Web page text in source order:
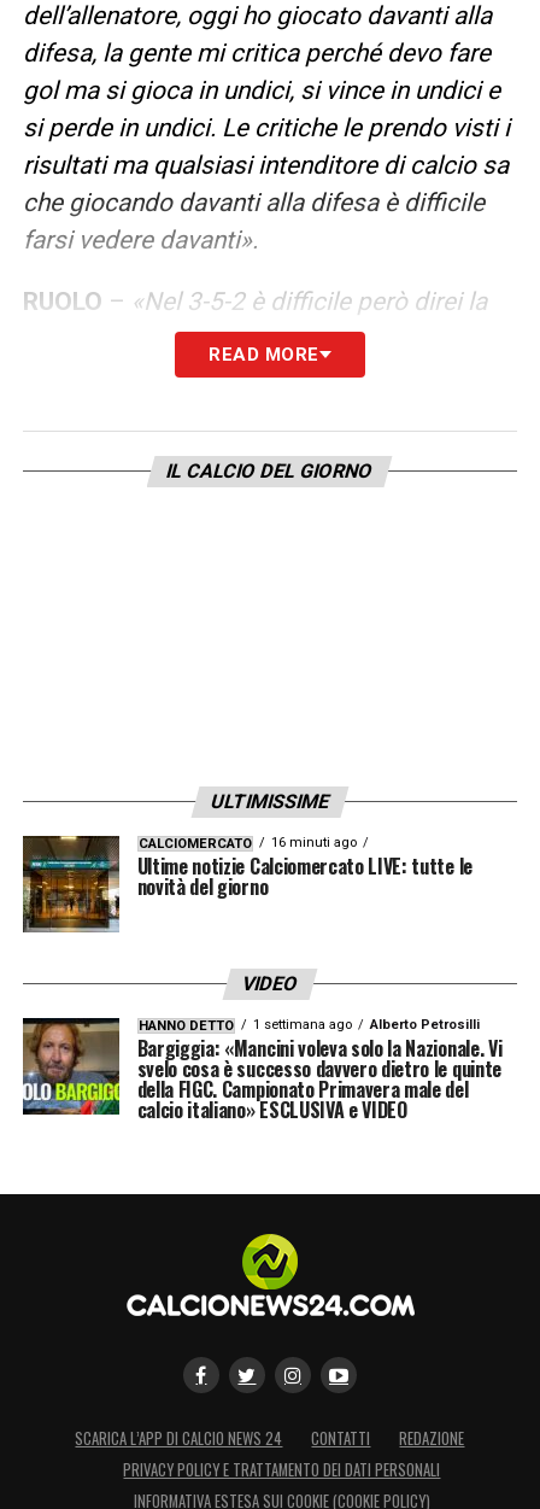
dell’allenatore, oggi ho giocato davanti alla
difesa, la gente mi critica perché devo fare
gol ma si gioca in undici, si vince in undici e
si perde in undici. Le critiche le prendo visti i
risultati ma qualsiasi intenditore di calcio sa
che giocando davanti alla difesa è difficile
farsi vedere davanti».
RUOLO – «Nel 3-5-2 è difficile però direi la
mezzala è più dispendioso ma non è un
problema. Il mio ruolo è il trequartista ma
INTER–«Partita difficile ma dobbiamo
READ MORE
IL CALCIO DEL GIORNO
ULTIMISSIME
CALCIOMERCATO 16 minuti ago
Ultime notizie Calciomercato LIVE: tutte le
novità del giorno
VIDEO
HANNO DETTO 1 settimana ago Alberto Petrosilli
Bargiggia: «Mancini voleva solo la Nazionale. Vi
svelo cosa è successo davvero dietro le quinte
della FIGC. Campionato Primavera male del
calcio italiano» ESCLUSIVA e VIDEO
SCARICA L’APP DI CALCIO NEWS 24 CONTATTI
REDAZIONE
PRIVACY POLICY E TRATTAMENTO DEI DATI PERSONALI
INFORMATIVA ESTESA SUI COOKIE (COOKIE POLICY)